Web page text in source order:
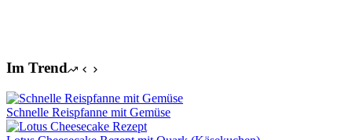
Im Trend
Schnelle Reispfanne mit Gemüse